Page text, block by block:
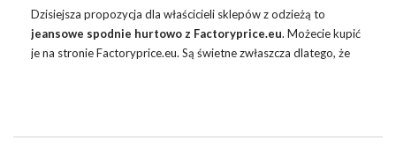
Dzisiejsza propozycja dla właścicieli sklepów z odzieżą to
jeansowe spodnie hurtowo z Factoryprice.eu. Możecie kupić
je na stronie Factoryprice.eu. Są świetne zwłaszcza dlatego, że